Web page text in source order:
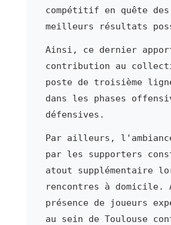
compétitif en quête des
meilleurs résultats
Ainsi, ce dernier
contribution au
poste de troisième
dans les phases
défensives.
Par ailleurs,
par les supporters
atout supplémentaire
rencontres à domicile.
présence de joueurs
au sein de Toulouse